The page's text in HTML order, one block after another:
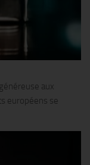
aux
européens se